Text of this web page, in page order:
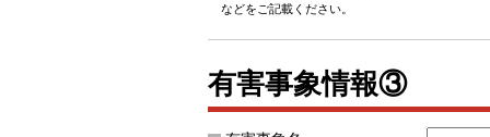
などをご記載ください。
有害事象情報③